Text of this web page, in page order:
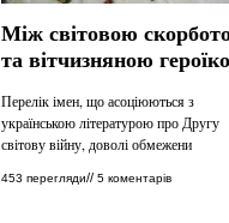
Між світовою
та вітчизняною
Перелік імен, що асоціюються з
українською літературою про Другу
світову війну, доволі обмежени
453 перегляди// 5 коментарів